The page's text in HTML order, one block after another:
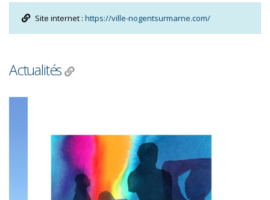
Site internet : https://ville-nogentsurmarne.com/
Actualités